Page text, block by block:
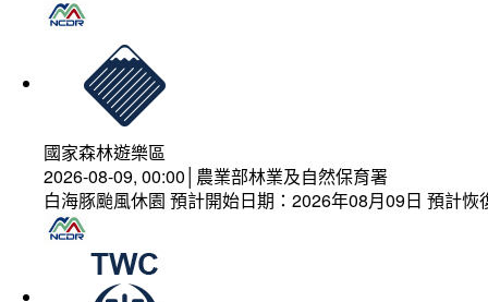
國家森林遊樂區
2026-08-09, 00:00│農業部林業及自然保育署
白海豚颱風休園 預計開始日期：2026年08月09日 預計